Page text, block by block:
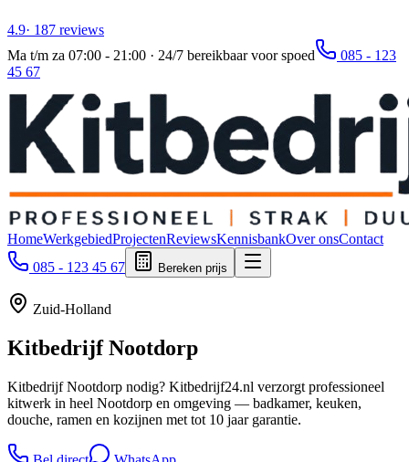
4.9· 187 reviews
Ma t/m za 07:00 - 21:00 · 24/7 bereikbaar voor spoed
085 - 123
45 67
HomeWerkgebiedProjectenReviewsKennisbankOver onsContact
085 - 123 45 67
Bereken prijs
Zuid-Holland
KitbedrijfNootdorp
Kitbedrijf Nootdorp nodig? Kitbedrijf24.nl verzorgt professioneel
kitwerk in heel Nootdorp en omgeving — badkamer, keuken,
douche, ramen en kozijnen met tot 10 jaar garantie.